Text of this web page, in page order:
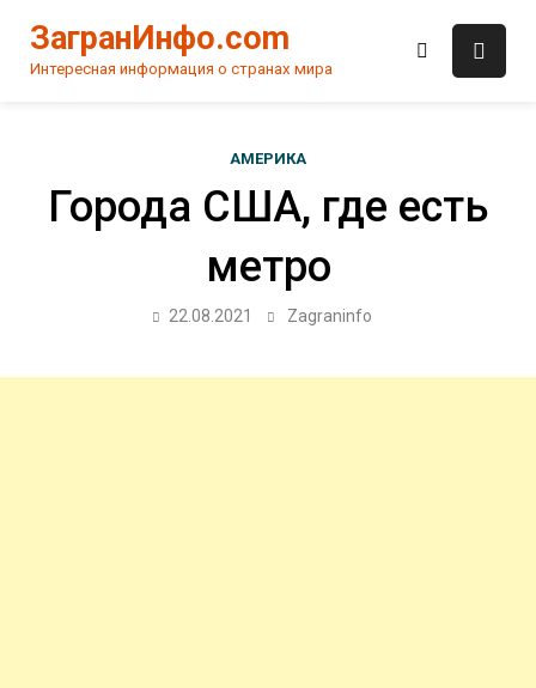
content
ЗагранИнфо.com
Интересная информация о странах мира
АМЕРИКА
Города США, где есть
метро
22.08.2021 Zagraninfo